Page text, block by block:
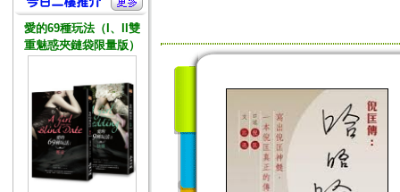
愛的69種玩法（I、II雙
重魅惑夾鏈袋限量版）